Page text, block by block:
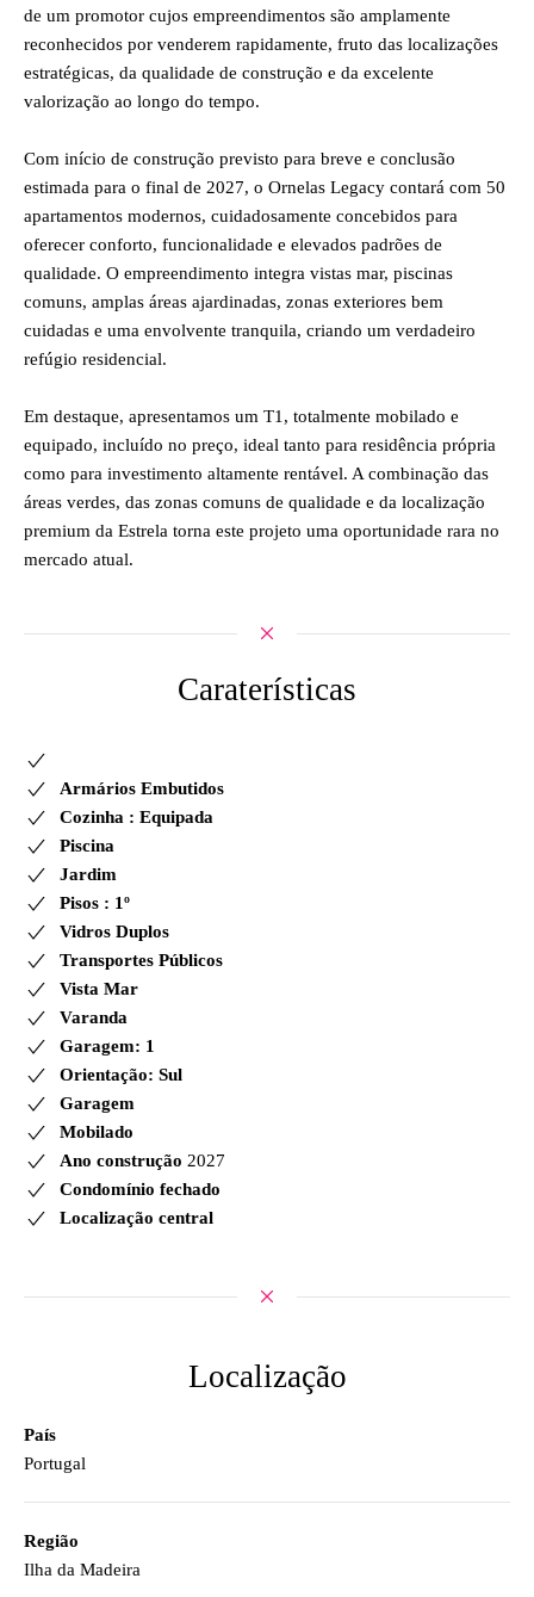
de um promotor cujos empreendimentos são amplamente
reconhecidos por venderem rapidamente, fruto das localizações
estratégicas, da qualidade de construção e da excelente
valorização ao longo do tempo.
Com início de construção previsto para breve e conclusão
estimada para o final de 2027, o Ornelas Legacy contará com 50
apartamentos modernos, cuidadosamente concebidos para
oferecer conforto, funcionalidade e elevados padrões de
qualidade. O empreendimento integra vistas mar, piscinas
comuns, amplas áreas ajardinadas, zonas exteriores bem
cuidadas e uma envolvente tranquila, criando um verdadeiro
refúgio residencial.
Em destaque, apresentamos um T1, totalmente mobilado e
equipado, incluído no preço, ideal tanto para residência própria
como para investimento altamente rentável. A combinação das
áreas verdes, das zonas comuns de qualidade e da localização
premium da Estrela torna este projeto uma oportunidade rara no
mercado atual.
Caraterísticas
Armários Embutidos
Cozinha : Equipada
Piscina
Jardim
Pisos : 1º
Vidros Duplos
Transportes Públicos
Vista Mar
Varanda
Garagem: 1
Orientação: Sul
Garagem
Mobilado
Ano construção 2027
Condomínio fechado
Localização central
Localização
País
Portugal
Região
Ilha da Madeira